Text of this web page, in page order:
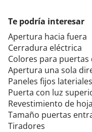
Te podría interesar
Apertura hacia fuera
Cerradura eléctrica
Colores para puertas
Apertura una sola
Paneles fijos lateriales
Puerta con luz
Revestimiento de hoja
Tamaño puertas
Tiradores